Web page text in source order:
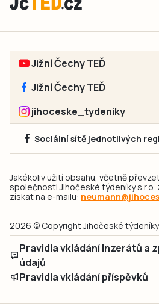
Jižní Čechy TEĎ
Jižní Čechy TEĎ
jihoceske_tydeniky
Sociální sítě jednotlivých
Jakékoliv užití obsahu, včetně
společnosti Jihočeské týdeníky s.r.o.
získat na e-mailu:
2026 © Copyright Jihočeské týdeníky
Pravidla vkládání Inzerátů a
údajů
Pravidla vkládání příspěvků